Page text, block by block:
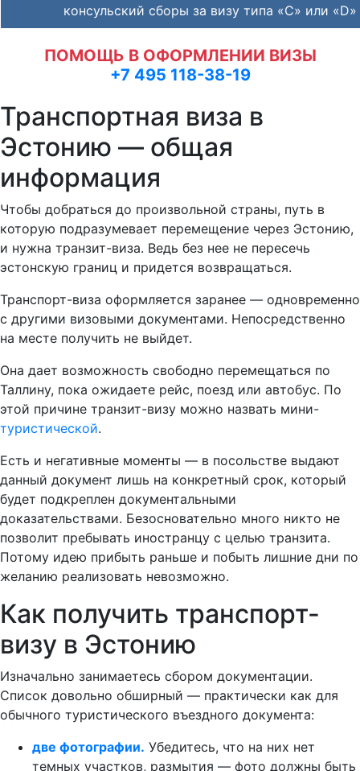
консульский сборы за визу типа «C» или «D»
ПОМОЩЬ В ОФОРМЛЕНИИ ВИЗЫ
+7 495 118-38-19
Транспортная виза в
Эстонию — общая
информация
Чтобы добраться до произвольной страны, путь в
которую подразумевает перемещение через Эстонию,
и нужна транзит-виза. Ведь без нее не пересечь
эстонскую границ и придется возвращаться.
Транспорт-виза оформляется заранее — одновременно
с другими визовыми документами. Непосредственно
на месте получить не выйдет.
Она дает возможность свободно перемещаться по
Таллину, пока ожидаете рейс, поезд или автобус. По
этой причине транзит-визу можно назвать мини-
туристической.
Есть и негативные моменты — в посольстве выдают
данный документ лишь на конкретный срок, который
будет подкреплен документальными
доказательствами. Безосновательно много никто не
позволит пребывать иностранцу с целью транзита.
Потому идею прибыть раньше и побыть лишние дни по
желанию реализовать невозможно.
Как получить транспорт-
визу в Эстонию
Изначально занимаетесь сбором документации.
Список довольно обширный — практически как для
обычного туристического въездного документа:
две фотографии. Убедитесь, что на них нет
темных участков, размытия — фото должны быть